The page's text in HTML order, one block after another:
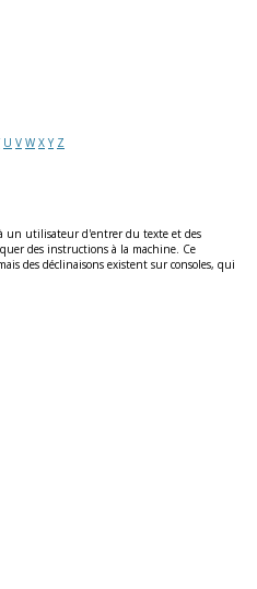
U V W X Y Z
un utilisateur d'entrer du texte et des
des instructions à la machine. Ce
des déclinaisons existent sur consoles, qui